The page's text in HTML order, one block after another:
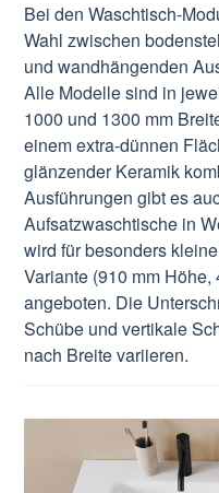
Bei den Waschtisch-
Wahl zwischen
und wandhängenden
Alle Modelle sind in
1000 und 1300 mm
einem extra-dünnen
glänzender Keramik
Ausführungen gibt es
Aufsatzwaschtische in
wird für besonders
Variante (910 mm
angeboten. Die
Schübe und vertikale
nach Breite variieren.